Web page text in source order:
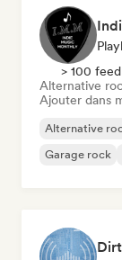
> 100
Alternative
Ajouter dans
Alternative
Garage rock